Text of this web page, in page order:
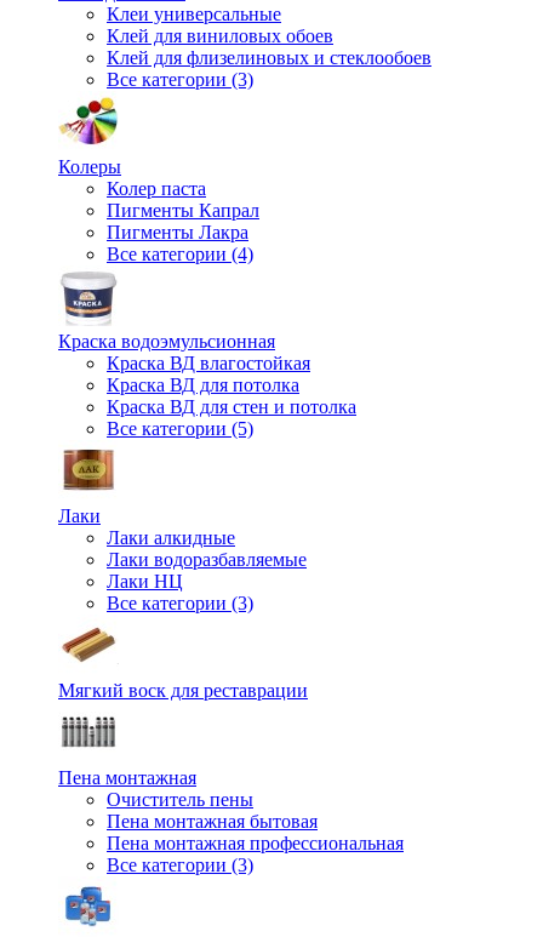
Клеи универсальные
Клей для виниловых обоев
Клей для флизелиновых и стеклообоев
Все категории (3)
Колеры
Колер паста
Пигменты Капрал
Пигменты Лакра
Все категории (4)
Краска водоэмульсионная
Краска ВД влагостойкая
Краска ВД для потолка
Краска ВД для стен и потолка
Все категории (5)
Лаки
Лаки алкидные
Лаки водоразбавляемые
Лаки НЦ
Все категории (3)
Мягкий воск для реставрации
Пена монтажная
Очиститель пены
Пена монтажная бытовая
Пена монтажная профессиональная
Все категории (3)